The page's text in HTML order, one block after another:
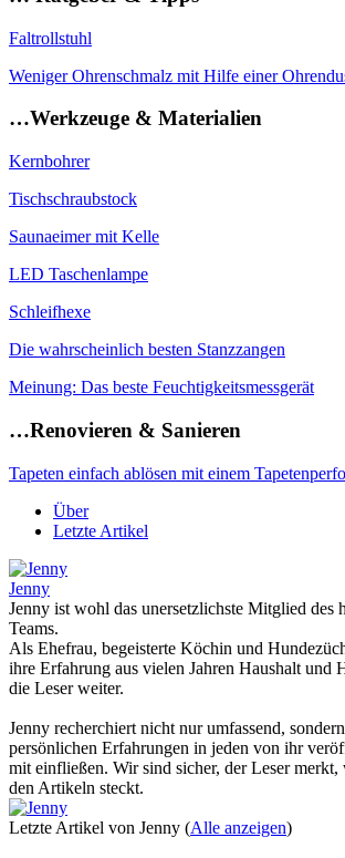
Faltrollstuhl
Weniger Ohrenschmalz mit Hilfe einer
…Werkzeuge & Materialien
Kernbohrer
Tischschraubstock
Saunaeimer mit Kelle
LED Taschenlampe
Schleifhexe
Die wahrscheinlich besten Stanzzangen
Meinung: Das beste Feuchtigkeitsmessgerät
…Renovieren & Sanieren
Tapeten einfach ablösen mit einem
Über
Letzte Artikel
Jenny
Jenny ist wohl das unersetzlichste Mitglied des
Teams.
Als Ehefrau, begeisterte Köchin und
ihre Erfahrung aus vielen Jahren Haushalt und
die Leser weiter.
Jenny recherchiert nicht nur umfassend,
persönlichen Erfahrungen in jeden von ihr
mit einfließen. Wir sind sicher, der Leser
den Artikeln steckt.
Letzte Artikel von Jenny (Alle anzeigen)